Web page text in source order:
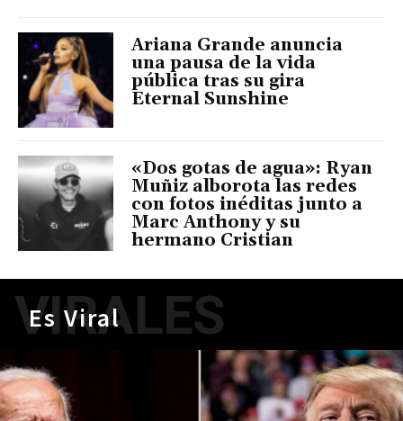
Ariana Grande anuncia
una pausa de la vida
pública tras su gira
Eternal Sunshine
«Dos gotas de agua»: Ryan
Muñiz alborota las redes
con fotos inéditas junto a
Marc Anthony y su
hermano Cristian
Es Viral
VIRALES